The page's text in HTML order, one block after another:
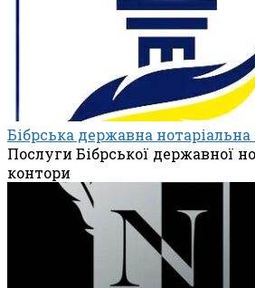
Бібрська державна нотаріальна
Послуги Бібрської державної
контори